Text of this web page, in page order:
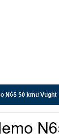
N65 50 kmu Vught